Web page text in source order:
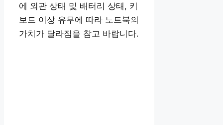
에 외관 상태 및 배터리 상태, 키
보드 이상 유무에 따라 노트북의
가치가 달라짐을 참고 바랍니다.